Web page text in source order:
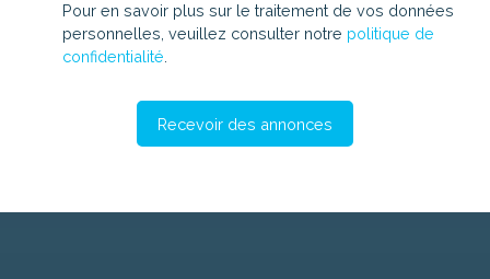
Pour en savoir plus sur le traitement de vos données
personnelles, veuillez consulter notre politique de
confidentialité
Recevoir des annonces